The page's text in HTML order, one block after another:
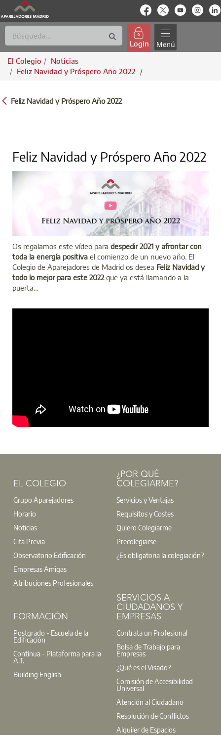
enlace-rrssenlace-rrss
enlace-
Login
El Colegio
Noticias
Feliz Navidad y Próspero Año 2022
/
FELIZ NAVIDAD Y PRÓSPERO AÑO 2022
Feliz Navidad y Próspero Año 2022
Feliz Navidad y Próspero Año 2022
Os regalamos este vídeo para despedir 2021 y afrontar con
toda la energía positiva el comienzo de un nuevo año. El
Colegio de Aparejadores de Madrid os desea Feliz Navidad y
todo lo mejor para este 2022que ya está llamando a la
puerta…
EL COLEGIO
Grupo Aparejadores
Horario
Noticias
Cita Previa
Observatorio Edificación
Empresas Amigas
Atribuciones Profesionales
¿POR QUÉ
COLEGIARME?
Servicios y Ventajas
Requisitos y Costes
Quiero Colegiarme
Precolegiarse
¿Es obligatoria la colegiación?
FORMACIÓN
Postgrado - Escuela de la
Edificación
Contínua - Plataforma para la
A.T.
Building English
SERVICIOS A
CIUDADANOS Y
EMPRESAS
Contrata un Profesional
Bolsa de Trabajo para
Empresas
¿Qué es el Visado?
Comisión de Accesibilidad
Universal
Atención al Ciudadano
Resolución de Conflictos
Alquiler de Espacios